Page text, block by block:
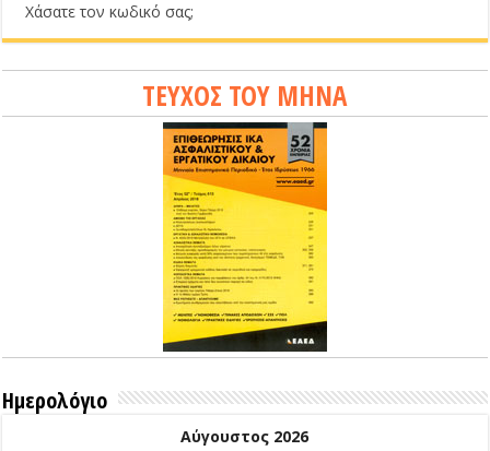
Χάσατε τον κωδικό σας;
ΤΕΥΧΟΣ ΤΟΥ ΜΗΝΑ
Ημερολόγιο
Αύγουστος 2026